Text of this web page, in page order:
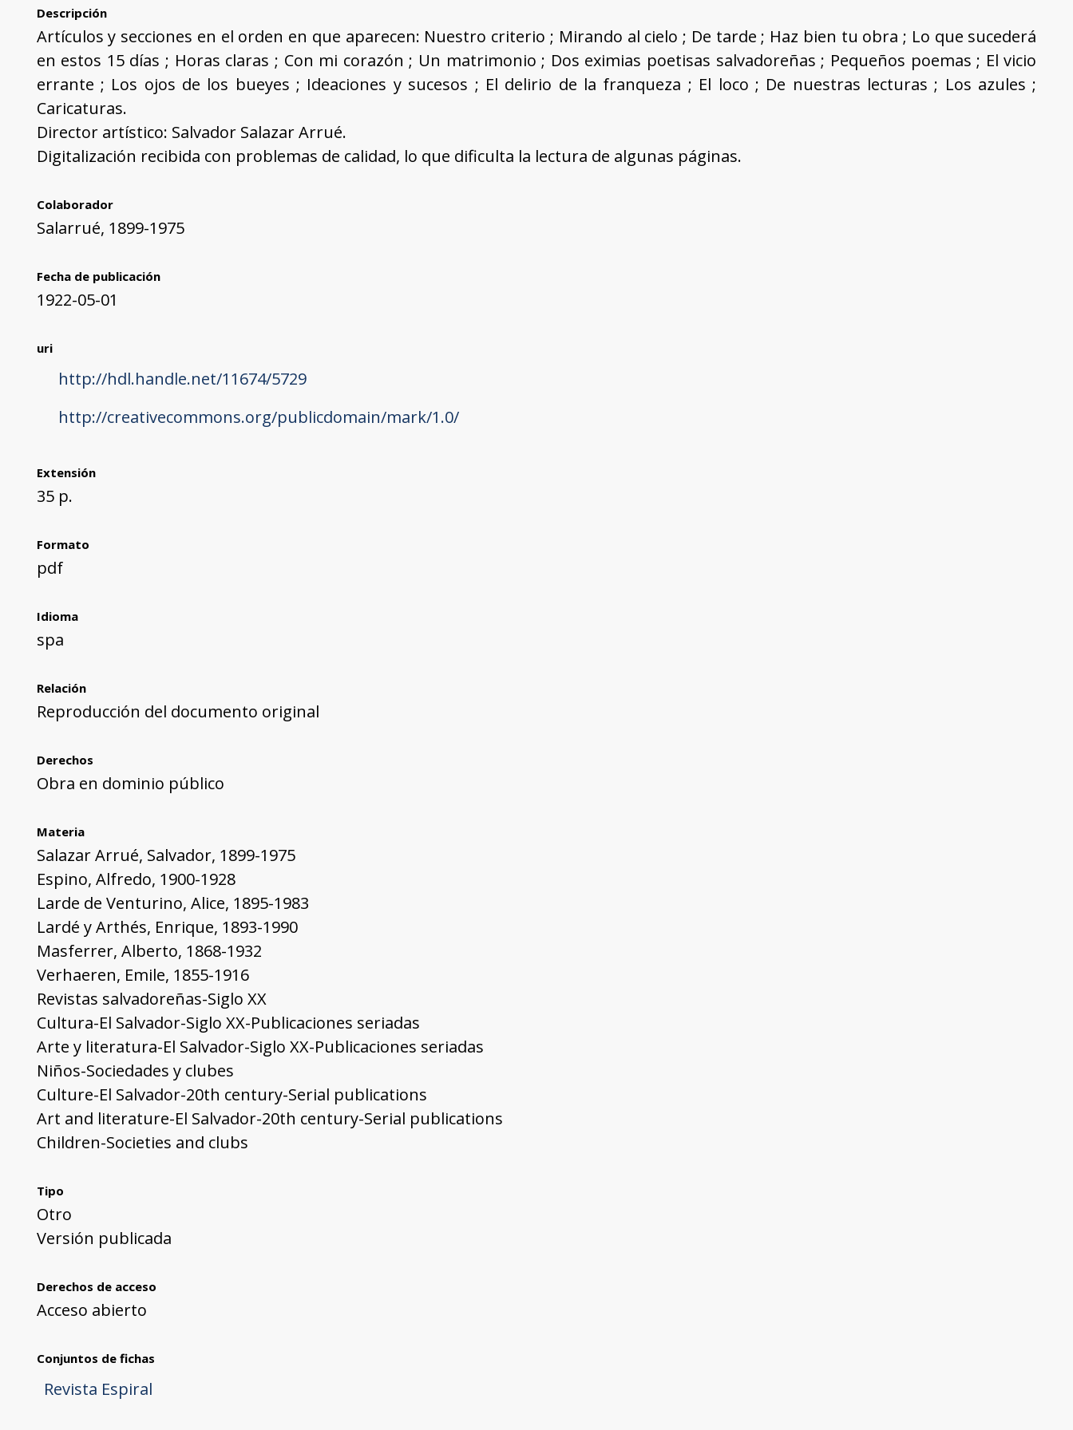
Descripción
Artículos y secciones en el orden en que aparecen: Nuestro criterio ; Mirando al cielo ; De tarde ; Haz bien tu obra ; Lo que sucederá
en estos 15 días ; Horas claras ; Con mi corazón ; Un matrimonio ; Dos eximias poetisas salvadoreñas ; Pequeños poemas ; El vicio
errante ; Los ojos de los bueyes ; Ideaciones y sucesos ; El delirio de la franqueza ; El loco ; De nuestras lecturas ; Los azules ;
Caricaturas.
Director artístico: Salvador Salazar Arrué.
Digitalización recibida con problemas de calidad, lo que dificulta la lectura de algunas páginas.
Colaborador
Salarrué, 1899-1975
Fecha de publicación
1922-05-01
uri
http://hdl.handle.net/11674/5729
http://creativecommons.org/publicdomain/mark/1.0/
Extensión
35 p.
Formato
pdf
Idioma
spa
Relación
Reproducción del documento original
Derechos
Obra en dominio público
Materia
Salazar Arrué, Salvador, 1899-1975
Espino, Alfredo, 1900-1928
Larde de Venturino, Alice, 1895-1983
Lardé y Arthés, Enrique, 1893-1990
Masferrer, Alberto, 1868-1932
Verhaeren, Emile, 1855-1916
Revistas salvadoreñas-Siglo XX
Cultura-El Salvador-Siglo XX-Publicaciones seriadas
Arte y literatura-El Salvador-Siglo XX-Publicaciones seriadas
Niños-Sociedades y clubes
Culture-El Salvador-20th century-Serial publications
Art and literature-El Salvador-20th century-Serial publications
Children-Societies and clubs
Tipo
Otro
Versión publicada
Derechos de acceso
Acceso abierto
Conjuntos de fichas
Revista Espiral